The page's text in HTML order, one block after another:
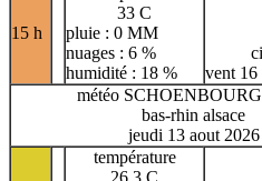
15 h
33 C
pluie : 0 MM
nuages : 6 %
humidité : 18 %
vent
météo
bas-rhin alsace
jeudi 13 aout 2026
température
26.3 C